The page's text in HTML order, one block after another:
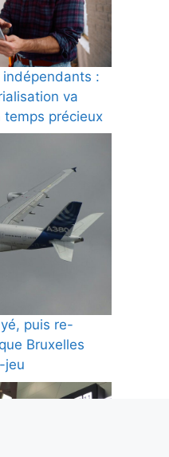
:
va
précieux
puis re-
Bruxelles
jeu